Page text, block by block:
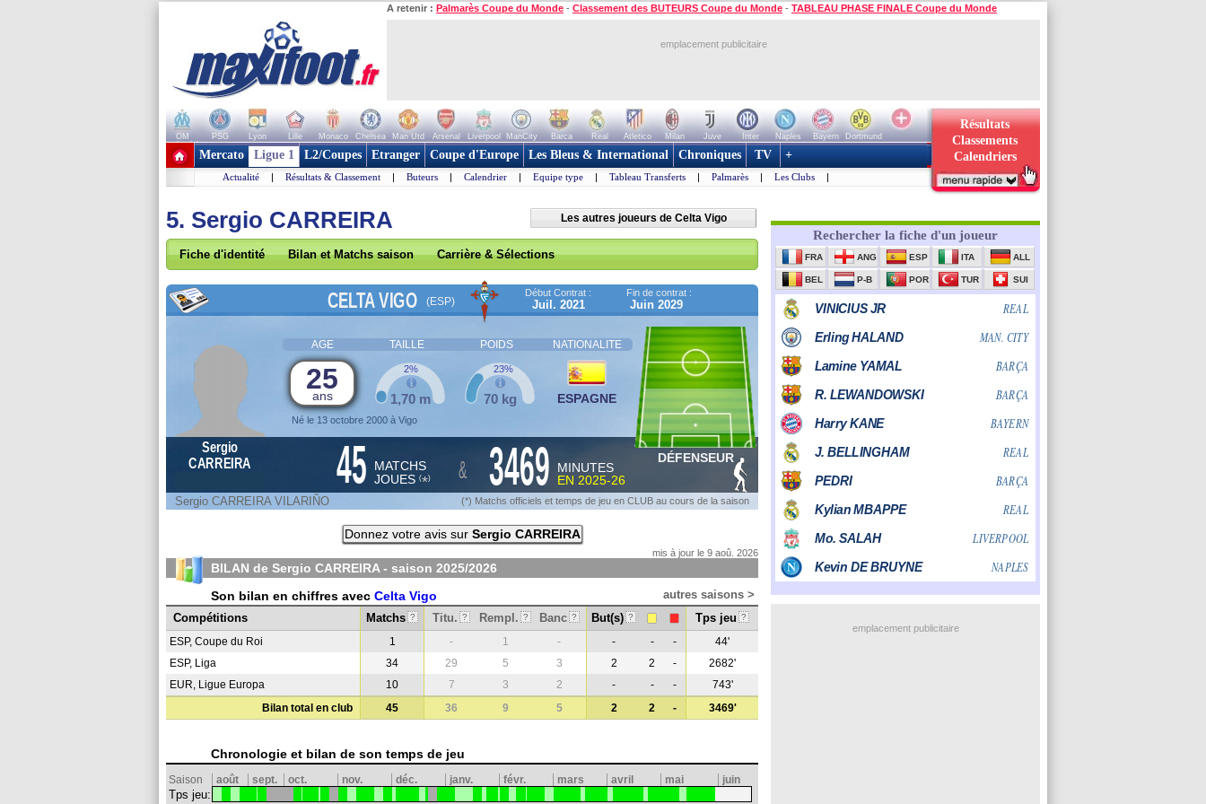
A retenir : Palmarès Coupe du Monde - Classement des BUTEURS Coupe du Monde - TABLEAU PHASE FINALE Coupe du Monde
emplacement publicitaire
OM PSG Lyon Lille Monaco Chelsea Man Utd Arsenal Liverpool ManCity Barca Real Atletico Milan Juve Inter Naples Bayern
Dortmund
+ de clubs
Résultats
Classements
Calendriers
Mercato Ligue 1 L2/Coupes Etranger Coupe d'Europe Les Bleus & International Chroniques TV +
Actualité | Résultats & Classement | Buteurs | Calendrier | Equipe type | Tableau Transferts | Palmarès | Les Clubs |
5. Sergio CARREIRA Les autres joueurs de Celta Vigo
Fiche d'identité Bilan et Matchs saison Carrière & Sélections
CELTA VIGO (ESP)
Début Contrat :
Juil. 2021
Fin de contrat :
Juin 2029
AGE TAILLE POIDS NATIONALITE
25
ans
Né le 13 octobre 2000 à Vigo
1,70 m
2%
70 kg
23%
ESPAGNE
Sergio
CARREIRA
45 MATCHS
JOUES (*) & 3469
MINUTES
EN 2025-26
DÉFENSEUR
Sergio CARREIRA VILARIÑO (*) Matchs officiels et temps de jeu en CLUB au cours de la saison
Donnez votre avis sur Sergio CARREIRA
mis à jour le 9 aoû. 2026
BILAN de Sergio CARREIRA - saison 2025/2026
Son bilan en chiffres avec Celta Vigo
autres saisons >
Compétitions
Matchs ? Titu. ? Rempl. ? Banc ? But(s) ? Tps jeu ?
ESP, Coupe du Roi 1 - 1 - - - -
44'
ESP, Liga
34 29 5 3 2 2 -
2682'
EUR, Ligue Europa
10 7 3 2 - - -
743'
Bilan total en club
45 36 9 5 2 2 - 3469'
Chronologie et bilan de son temps de jeu
Saison août sept. oct. nov. déc. janv. févr. mars avril mai juin
Tps jeu:
emplacement publicitaire